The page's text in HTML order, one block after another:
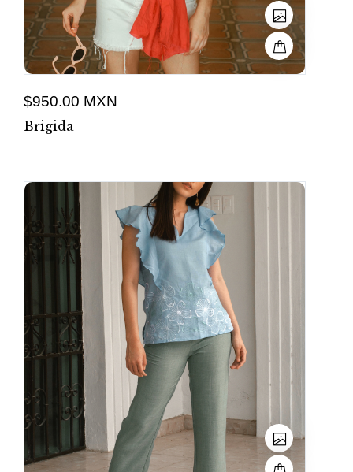
$950.00 MXN
Brigida